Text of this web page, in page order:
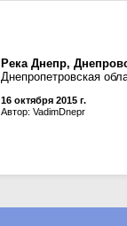
Река Днепр,
Днепропетровская
16 октября 2015 г.
Автор: VadimDnepr